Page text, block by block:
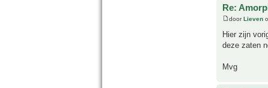
Re:
doorLieven
Hier zijn
deze zaten
Mvg